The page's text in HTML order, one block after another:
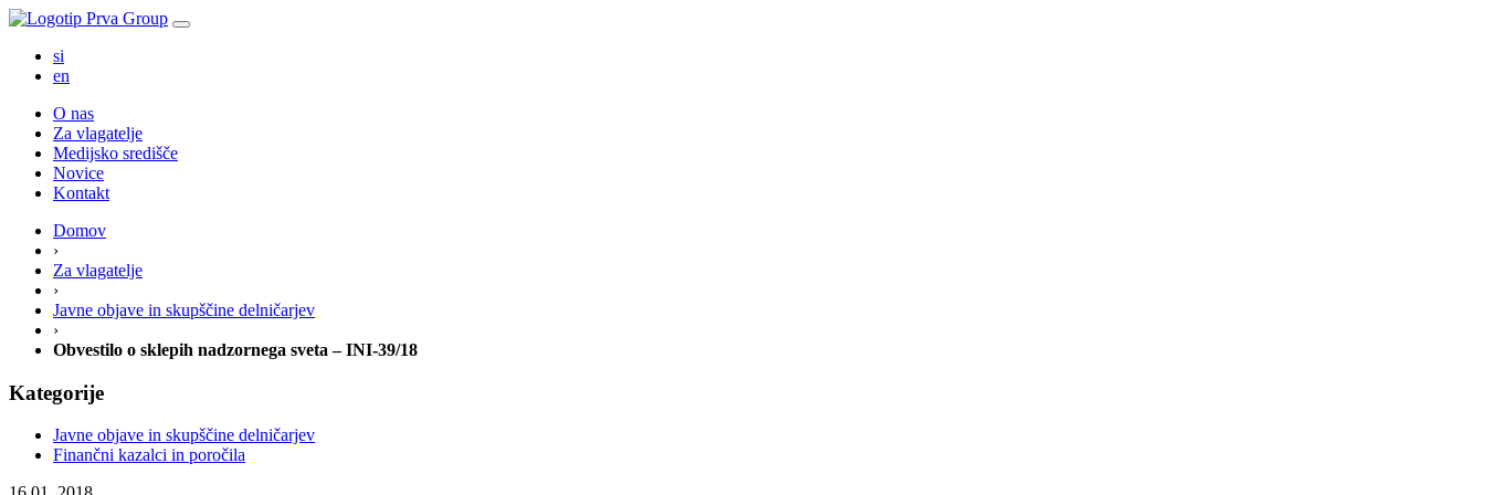
si
en
O nas
Za vlagatelje
Medijsko središče
Novice
Kontakt
Domov
›
Za vlagatelje
›
Javne objave in skupščine delničarjev
›
Obvestilo o sklepih nadzornega sveta – INI-39/18
Kategorije
Javne objave in skupščine delničarjev
Finančni kazalci in poročila